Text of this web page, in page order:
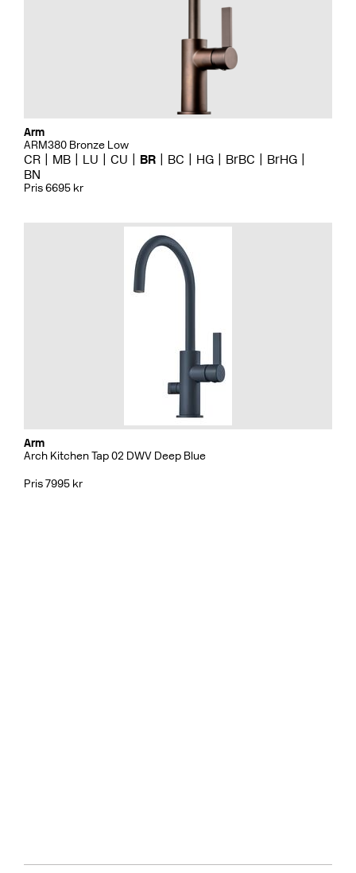
Arm
ARM380 Bronze Low
CR MB LU CU BR BC HG BrBC
BrHG
BN
Pris 6695 kr
Arm
Arch Kitchen Tap 02 DWV Deep Blue
Pris 7995 kr